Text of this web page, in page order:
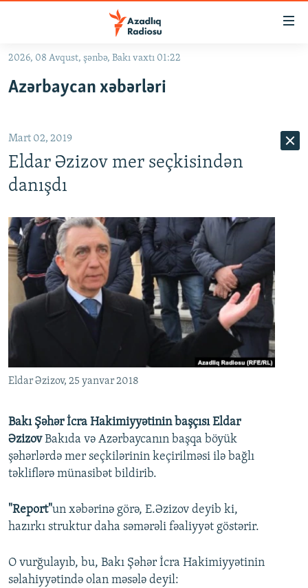
Əsas
qayıt
qayıt
Axtarışa
keç
QANUNI DOĞRU
ARAŞDIRMA
MULTIMEDIA
VIDEO
FOTOQALEREYA
RADIO ARXIV
OXU ZALI
AZƏRBAYCAN ƏDƏBIYYATI KITABXANASI
HAQQIMIZDA
PEŞƏ ETIKASI VƏ JURNALISTIKA STANDARTLARIMIZ
BIZIMLƏ ƏLAQƏ
XƏBƏR BÜLLETENLƏRIMIZ
2026, 08 Avqust, şənbə, Bakı vaxtı 01:22
Azərbaycan xəbərləri
Mart 02, 2019
Eldar Əzizov mer seçkisindən
danışdı
Eldar Əzizov, 25 yanvar 2018
Bakı Şəhər İcra Hakimiyyətinin başçısı Eldar
ƏzizovBakıda və Azərbaycanın başqa böyük
şəhərlərdə mer seçkilərinin keçirilməsi ilə bağlı
təkliflərə münasibət bildirib.
"Report"un xəbərinə görə, E.Əzizov deyib ki,
hazırkı struktur daha səmərəli fəaliyyət göstərir.
O vurğulayıb, bu, Bakı Şəhər İcra Hakimiyyətinin
səlahiyyətində olan məsələ deyil: